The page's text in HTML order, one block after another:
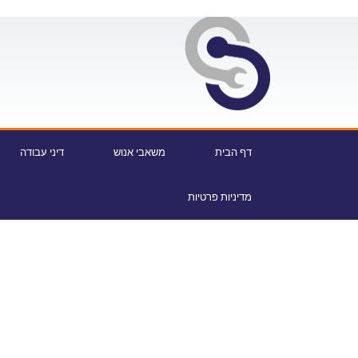
דף הבית משאבי אנוש דיני עבודה
מדיניות פרטיות